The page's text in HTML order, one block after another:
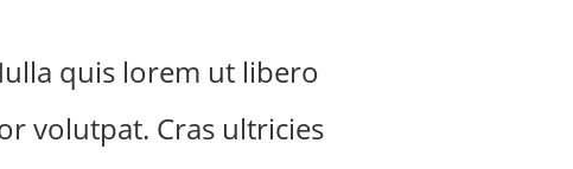
quis lorem ut libero
volutpat. Cras ultricies